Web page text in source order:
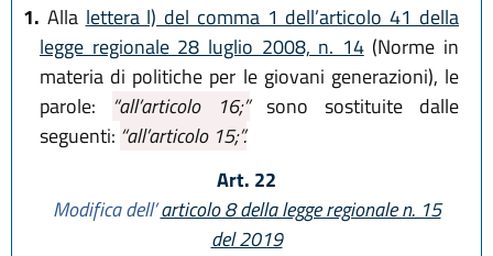
1. Alla lettera l) del comma 1 dell’articolo 41 della
legge regionale 28 luglio 2008, n. 14(Norme in
materia di politiche per le giovani generazioni), le
parole: “all’articolo 16;”sono sostituite dalle
seguenti: “all’articolo 15;”.
Art. 22
Modifica dell’articolo 8 della legge regionale n. 15
del 2019